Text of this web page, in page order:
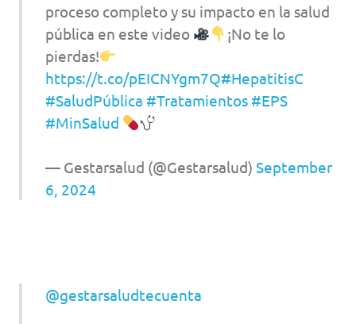
proceso completo y su impacto en la salud
pública en este video
¡No te lo
pierdas!
https://t.co/pEICNYgm7Q#HepatitisC
#SaludPública #Tratamientos #EPS
#MinSalud
— Gestarsalud (@Gestarsalud) September
6, 2024
@gestarsaludtecuenta